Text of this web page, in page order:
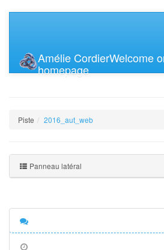
Amélie CordierWelcome
homepage
Piste 2016_aut_web
Panneau latéral